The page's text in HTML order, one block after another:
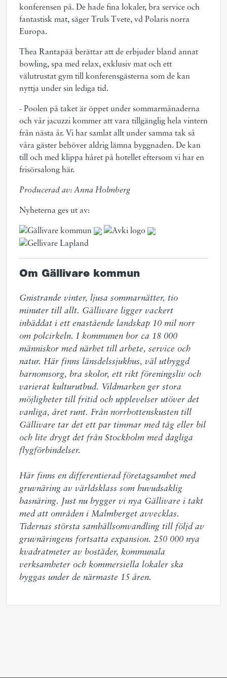
konferensen på. De hade fina lokaler, bra service och
fantastisk mat, säger Truls Tvete, vd Polaris norra
Europa.
Thea Rantapää berättar att de erbjuder bland annat
bowling, spa med relax, exklusiv mat och ett
välutrustat gym till konferensgästerna som de kan
nyttja under sin lediga tid.
- Poolen på taket är öppet under sommarmånaderna
och vår jacuzzi kommer att vara tillgänglig hela vintern
från nästa år. Vi har samlat allt under samma tak så
våra gäster behöver aldrig lämna byggnaden. De kan
till och med klippa håret på hotellet eftersom vi har en
frisörsalong här.
Producerad av: Anna Holmberg
Nyheterna ges ut av:
Om Gällivare kommun
Gnistrande vinter, ljusa sommarnätter, tio
minuter till allt. Gällivare ligger vackert
inbäddat i ett enastående landskap 10 mil norr
om polcirkeln. I kommunen bor ca 18 000
människor med närhet till arbete, service och
natur. Här finns länsdelssjukhus, väl utbyggd
barnomsorg, bra skolor, ett rikt föreningsliv och
varierat kulturutbud. Vildmarken ger stora
möjligheter till fritid och upplevelser utöver det
vanliga, året runt. Från norrbottenskusten till
Gällivare tar det ett par timmar med tåg eller bil
och lite drygt det från Stockholm med dagliga
flygförbindelser.
Här finns en differentierad företagsamhet med
gruvnäring av världsklass som huvudsaklig
basnäring. Just nu bygger vi nya Gällivare i takt
med att områden i Malmberget avvecklas.
Tidernas största samhällsomvandling till följd av
gruvnäringens fortsatta expansion. 250 000 nya
kvadratmeter av bostäder, kommunala
verksamheter och kommersiella lokaler ska
byggas under de närmaste 15 åren.